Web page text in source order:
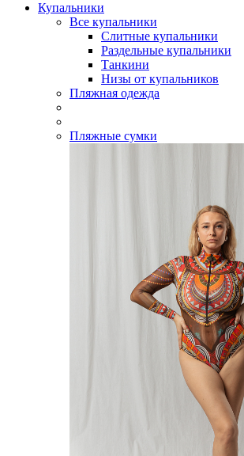
Купальники
Все купальники
Слитные купальники
Раздельные купальники
Танкини
Низы от купальников
Пляжная одежда
Пляжные сумки